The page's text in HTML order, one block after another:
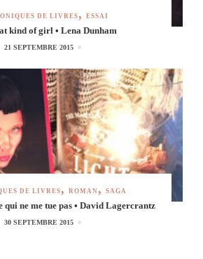
DE LIVRES ESSAI
kind of girl • Lena Dunham
21 SEPTEMBRE 2015
DE LIVRES ROMAN SAGA
ne me tue pas • David Lagercrantz
30 SEPTEMBRE 2015